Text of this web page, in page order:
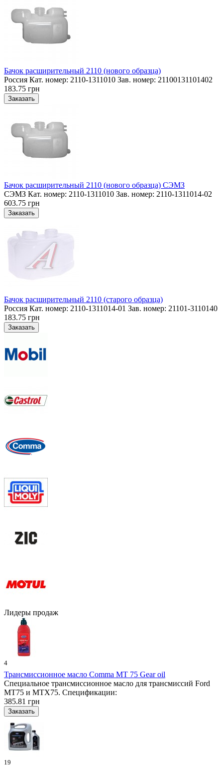
Бачок расширительный 2110 (нового образца)
Россия Кат. номер: 2110-1311010 Зав. номер: 21100131101402
183.75 грн
Бачок расширительный 2110 (нового образца) СЭМЗ
СЭМЗ Кат. номер: 2110-1311010 Зав. номер: 2110-1311014-02
603.75 грн
Бачок расширительный 2110 (старого образца)
Россия Кат. номер: 2110-1311014-01 Зав. номер: 21101-3110140
183.75 грн
Лидеры продаж
4
Трансмиссионное масло Comma MT 75 Gear oil
Специальное трансмиссионное масло для трансмиссий Ford
MT75 и MTX75. Спецификации:
385.81 грн
19